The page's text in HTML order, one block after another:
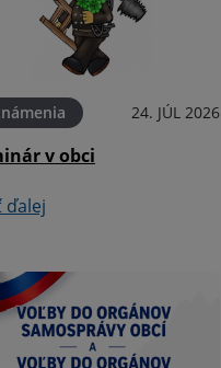
24. JÚL 2026
v obci
ďalej